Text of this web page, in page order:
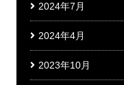
2024年7月
2024年4月
2023年10月